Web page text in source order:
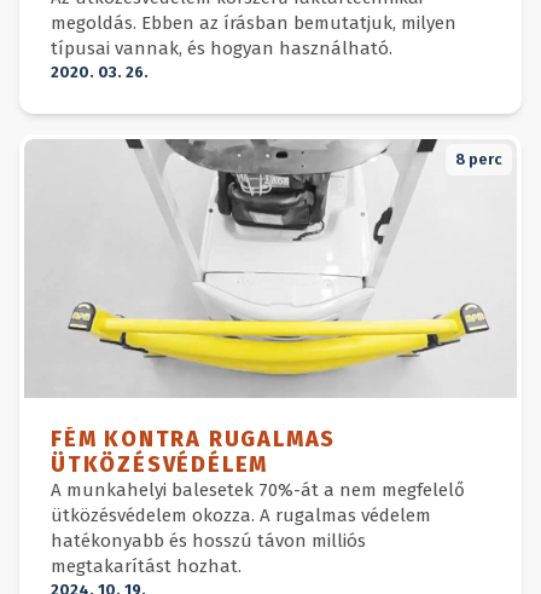
megoldás. Ebben az írásban bemutatjuk, milyen
típusai vannak, és hogyan használható.
2020. 03. 26.
8 perc
FÉM KONTRA RUGALMAS
ÜTKÖZÉSVÉDÉLEM
A munkahelyi balesetek 70%-át a nem megfelelő
ütközésvédelem okozza. A rugalmas védelem
hatékonyabb és hosszú távon milliós
megtakarítást hozhat.
2024. 10. 19.